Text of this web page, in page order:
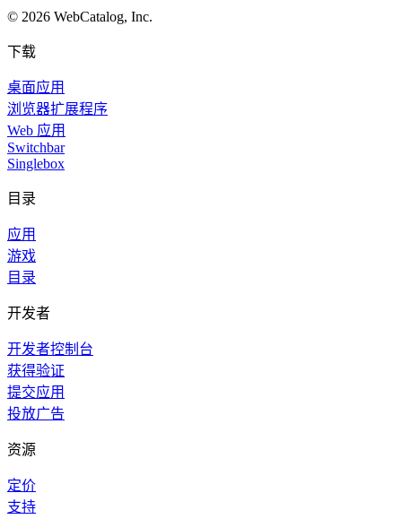
© 2026 WebCatalog, Inc.
下载
桌面应用
浏览器扩展程序
Web 应用
Switchbar
Singlebox
目录
应用
游戏
目录
开发者
开发者控制台
获得验证
提交应用
投放广告
资源
定价
支持